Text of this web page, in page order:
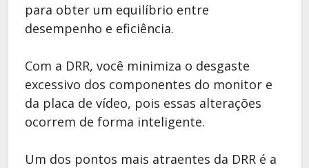
para obter um equilíbrio entre
desempenho e eficiência.
Com a DRR, você minimiza o desgaste
excessivo dos componentes do monitor e
da placa de vídeo, pois essas alterações
ocorrem de forma inteligente.
Um dos pontos mais atraentes da DRR é a